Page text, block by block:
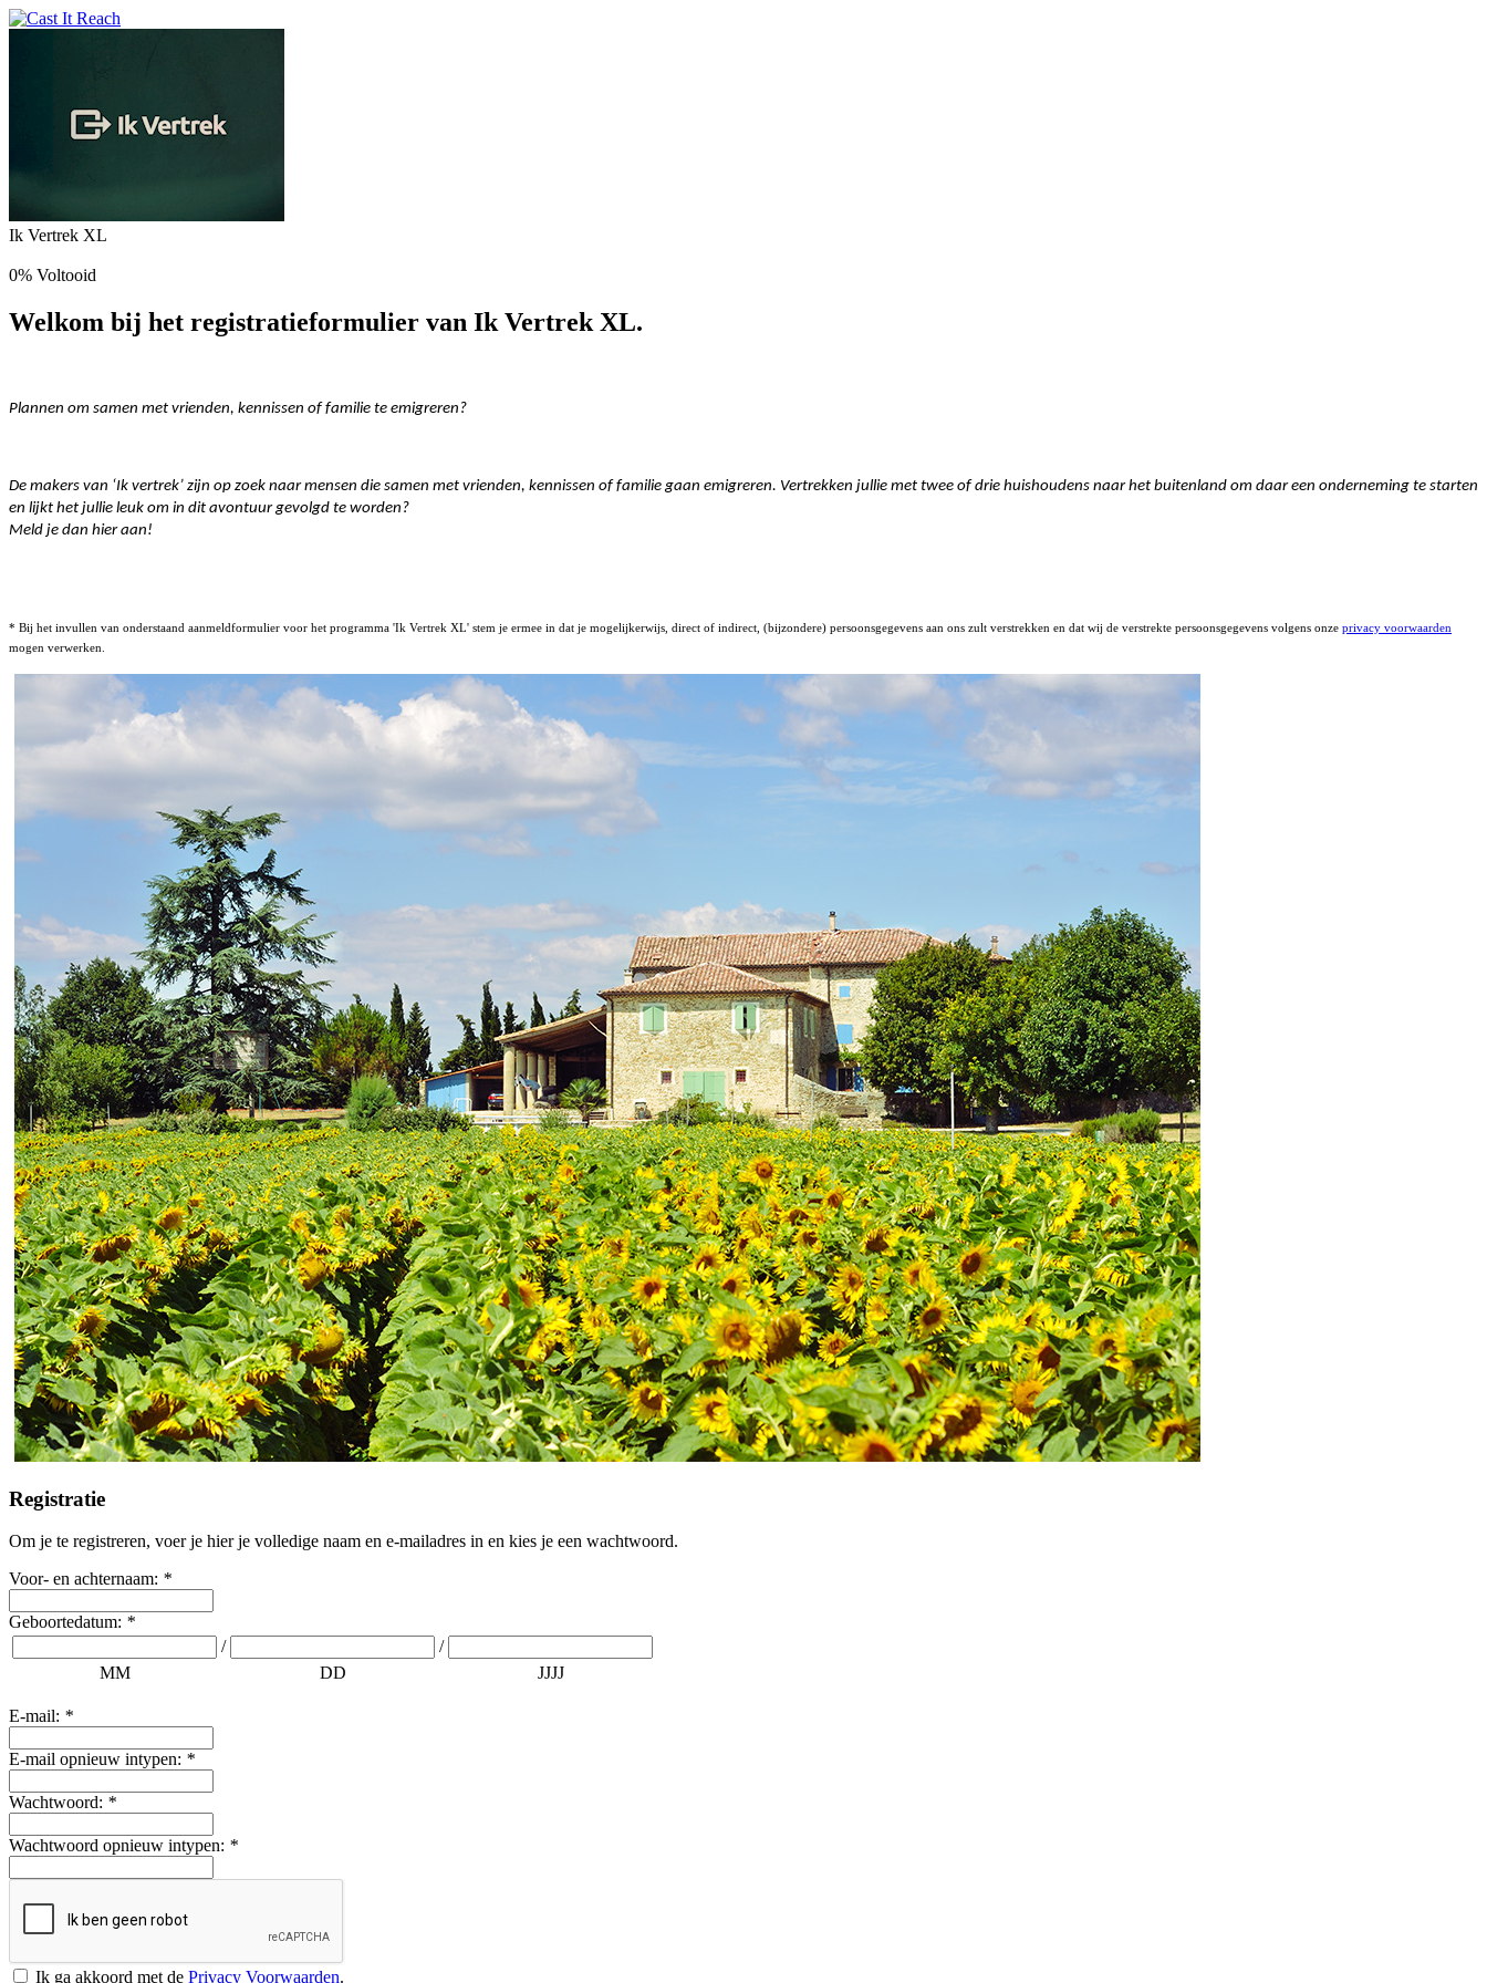
Ik Vertrek XL
0% Voltooid
Welkom bij het registratieformulier van Ik Vertrek XL.
Plannen om samen met vrienden, kennissen of familie te emigreren?
De makers van ‘Ik vertrek’ zijn op zoek naar mensen die samen met vrienden, kennissen of familie gaan emigreren. Vertrekken jullie met twee of drie huishoudens naar het buitenland om daar een onderneming te starten
en lijkt het jullie leuk om in dit avontuur gevolgd te worden?
Meld je dan hier aan!
* Bij het invullen van onderstaand aanmeldformulier voor het programma 'Ik Vertrek XL' stem je ermee in dat je mogelijkerwijs, direct of indirect, (bijzondere) persoonsgegevens aan ons zult verstrekken en dat wij de verstrekte persoonsgegevens volgens onze privacy voorwaarden
mogen verwerken.
Registratie
Om je te registreren, voer je hier je volledige naam en e-mailadres in en kies je een wachtwoord.
Voor- en achternaam: *
Geboortedatum: *
/
/
MM
DD JJJJ
E-mail: *
E-mail opnieuw intypen: *
Wachtwoord: *
Wachtwoord opnieuw intypen: *
Ik ga akkoord met de Privacy Voorwaarden.